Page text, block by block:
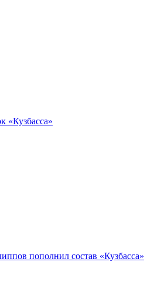
«Кузбасса»
пополнил состав «Кузбасса»